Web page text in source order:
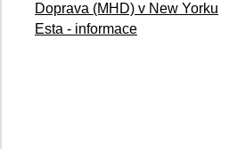
Doprava (MHD) v New Yorku
Esta - informace